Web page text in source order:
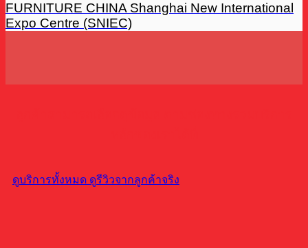
FURNITURE CHINA Shanghai New International
Expo Centre (SNIEC)
ดูบริการทั้งหมด ดูรีวิวจากลูกค้าจริง